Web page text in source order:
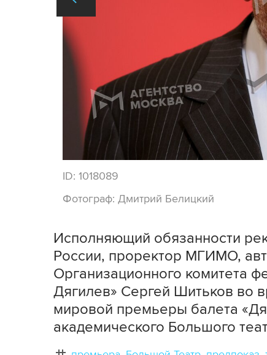
ID: 1018089
Фотограф: Дмитрий Белицкий
Исполняющий обязанности
России, проректор МГИМО,
Организационного комитета
Дягилев» Сергей Шитьков во
мировой премьеры балета
академического Большого